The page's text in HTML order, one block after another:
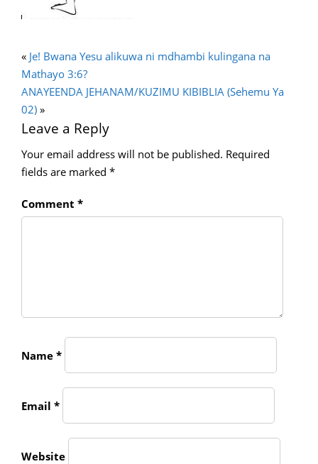
« Je! Bwana Yesu alikuwa ni mdhambi kulingana na
Mathayo 3:6?
ANAYEENDA JEHANAM/KUZIMU KIBIBLIA (Sehemu Ya
02) »
Leave a Reply
Your email address will not be published. Required
fields are marked *
Comment *
Name *
Email *
Website